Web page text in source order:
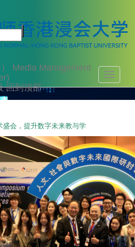
Media Management
回到顶部
Toggle
会，提升数字未来教与学